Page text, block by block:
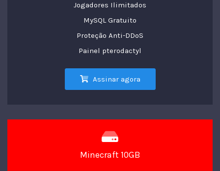
Jogadores Ilimitados
MySQL Gratuito
Proteção Anti-DDoS
Painel pterodactyl
Assinar agora
Minecraft 10GB